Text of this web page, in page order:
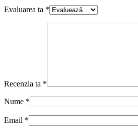
Evaluarea ta *
Recenzia ta *
Nume *
Email *